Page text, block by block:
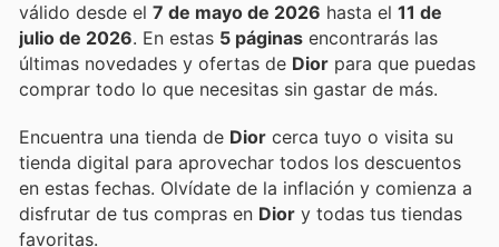
válido desde el 7 de mayo de 2026 hasta el 11 de
julio de 2026 . En estas 5 páginas encontrarás las
últimas novedades y ofertas de Dior para que puedas
comprar todo lo que necesitas sin gastar de más.
Encuentra una tienda de Dior cerca tuyo o visita su
tienda digital para aprovechar todos los descuentos
en estas fechas. Olvídate de la inflación y comienza a
disfrutar de tus compras en Dior y todas tus tiendas
favoritas.